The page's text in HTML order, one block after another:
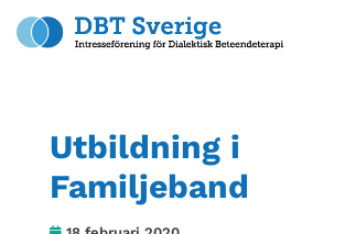
Utbildning i
Familjeband